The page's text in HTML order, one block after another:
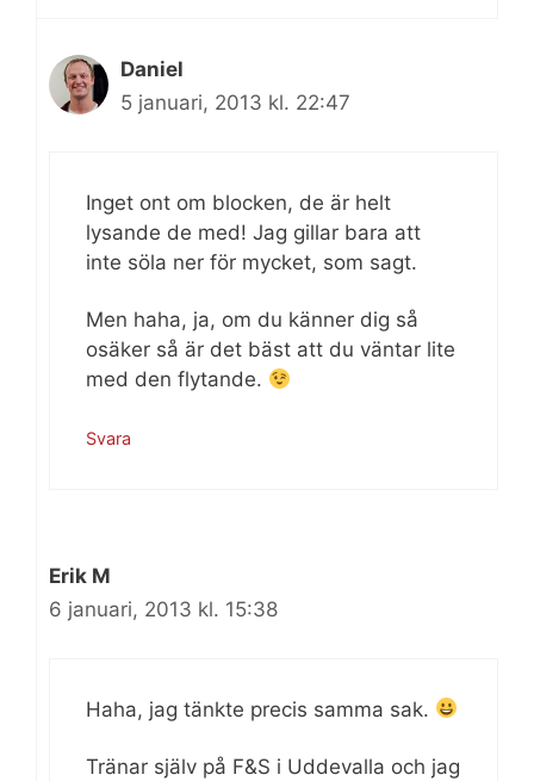
Daniel
5 januari, 2013 kl. 22:47
Inget ont om blocken, de är helt
lysande de med! Jag gillar bara att
inte söla ner för mycket, som sagt.
Men haha, ja, om du känner dig så
osäker så är det bäst att du väntar lite
med den flytande.
Svara
Erik M
6 januari, 2013 kl. 15:38
Haha, jag tänkte precis samma sak.
Tränar själv på F&S i Uddevalla och jag